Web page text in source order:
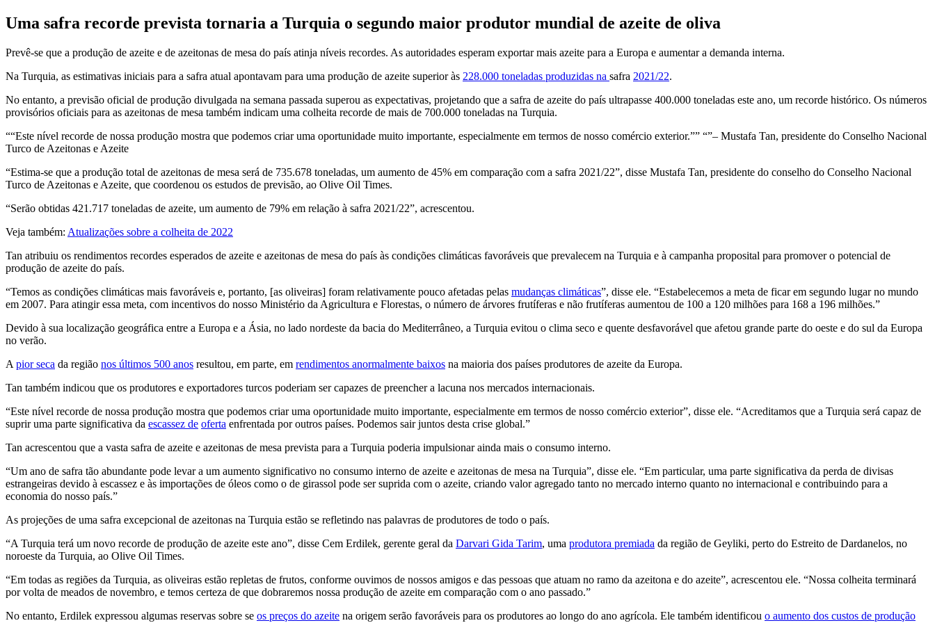
Uma safra recorde prevista tornaria a Turquia o segundo maior produtor mundial de azeite de oliva
Prevê-se que a produção de azeite e de azeitonas de mesa do país atinja níveis recordes. As autoridades esperam exportar mais azeite para a Europa e aumentar a demanda interna.
Na Turquia, as estimativas iniciais para a safra atual apontavam para uma produção de azeite superior às 228.000 toneladas produzidas na safra 2021/22.
No entanto, a previsão oficial de produção divulgada na semana passada superou as expectativas, projetando que a safra de azeite do país ultrapasse 400.000 toneladas este ano, um recorde histórico. Os números
provisórios oficiais para as azeitonas de mesa também indicam uma colheita recorde de mais de 700.000 toneladas na Turquia.
“Este nível recorde de nossa produção mostra que podemos criar uma oportunidade muito importante, especialmente em termos de nosso comércio exterior. ”
– Mustafa Tan, presidente do Conselho Nacional
Turco de Azeitonas e Azeite
“Estima-se que a produção total de azeitonas de mesa será de 735.678 toneladas, um aumento de 45% em comparação com a safra 2021/22”, disse Mustafa Tan, presidente do conselho do Conselho Nacional
Turco de Azeitonas e Azeite, que coordenou os estudos de previsão, ao Olive Oil Times.
“Serão obtidas 421.717 toneladas de azeite, um aumento de 79% em relação à safra 2021/22”, acrescentou.
Veja também: Atualizações sobre a colheita de 2022
Tan atribuiu os rendimentos recordes esperados de azeite e azeitonas de mesa do país às condições climáticas favoráveis que prevalecem na Turquia e à campanha proposital para promover o potencial de
produção de azeite do país.
“Temos as condições climáticas mais favoráveis e, portanto, [as oliveiras] foram relativamente pouco afetadas pelas mudanças climáticas”, disse ele. “Estabelecemos a meta de ficar em segundo lugar no mundo
em 2007. Para atingir essa meta, com incentivos do nosso Ministério da Agricultura e Florestas, o número de árvores frutíferas e não frutíferas aumentou de 100 a 120 milhões para 168 a 196 milhões.”
Devido à sua localização geográfica entre a Europa e a Ásia, no lado nordeste da bacia do Mediterrâneo, a Turquia evitou o clima seco e quente desfavorável que afetou grande parte do oeste e do sul da Europa
no verão.
A pior seca da região nos últimos 500 anos resultou, em parte, em rendimentos anormalmente baixos na maioria dos países produtores de azeite da Europa.
Tan também indicou que os produtores e exportadores turcos poderiam ser capazes de preencher a lacuna nos mercados internacionais.
“Este nível recorde de nossa produção mostra que podemos criar uma oportunidade muito importante, especialmente em termos de nosso comércio exterior”, disse ele. “Acreditamos que a Turquia será capaz de
suprir uma parte significativa da escassez de oferta enfrentada por outros países. Podemos sair juntos desta crise global.”
Tan acrescentou que a vasta safra de azeite e azeitonas de mesa prevista para a Turquia poderia impulsionar ainda mais o consumo interno.
“Um ano de safra tão abundante pode levar a um aumento significativo no consumo interno de azeite e azeitonas de mesa na Turquia”, disse ele. “Em particular, uma parte significativa da perda de divisas
estrangeiras devido à escassez e às importações de óleos como o de girassol pode ser suprida com o azeite, criando valor agregado tanto no mercado interno quanto no internacional e contribuindo para a
economia do nosso país.”
As projeções de uma safra excepcional de azeitonas na Turquia estão se refletindo nas palavras de produtores de todo o país.
“A Turquia terá um novo recorde de produção de azeite este ano”, disse Cem Erdilek, gerente geral da Darvari Gida Tarim, uma produtora premiada da região de Geyliki, perto do Estreito de Dardanelos, no
noroeste da Turquia, ao Olive Oil Times.
“Em todas as regiões da Turquia, as oliveiras estão repletas de frutos, conforme ouvimos de nossos amigos e das pessoas que atuam no ramo da azeitona e do azeite”, acrescentou ele. “Nossa colheita terminará
por volta de meados de novembro, e temos certeza de que dobraremos nossa produção de azeite em comparação com o ano passado.”
No entanto, Erdilek expressou algumas reservas sobre se os preços do azeite na origem serão favoráveis para os produtores ao longo do ano agrícola. Ele também identificou o aumento dos custos de produção